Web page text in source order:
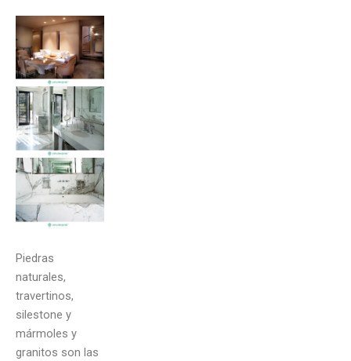
Piedras
naturales,
travertinos,
silestone y
mármoles y
granitos son las